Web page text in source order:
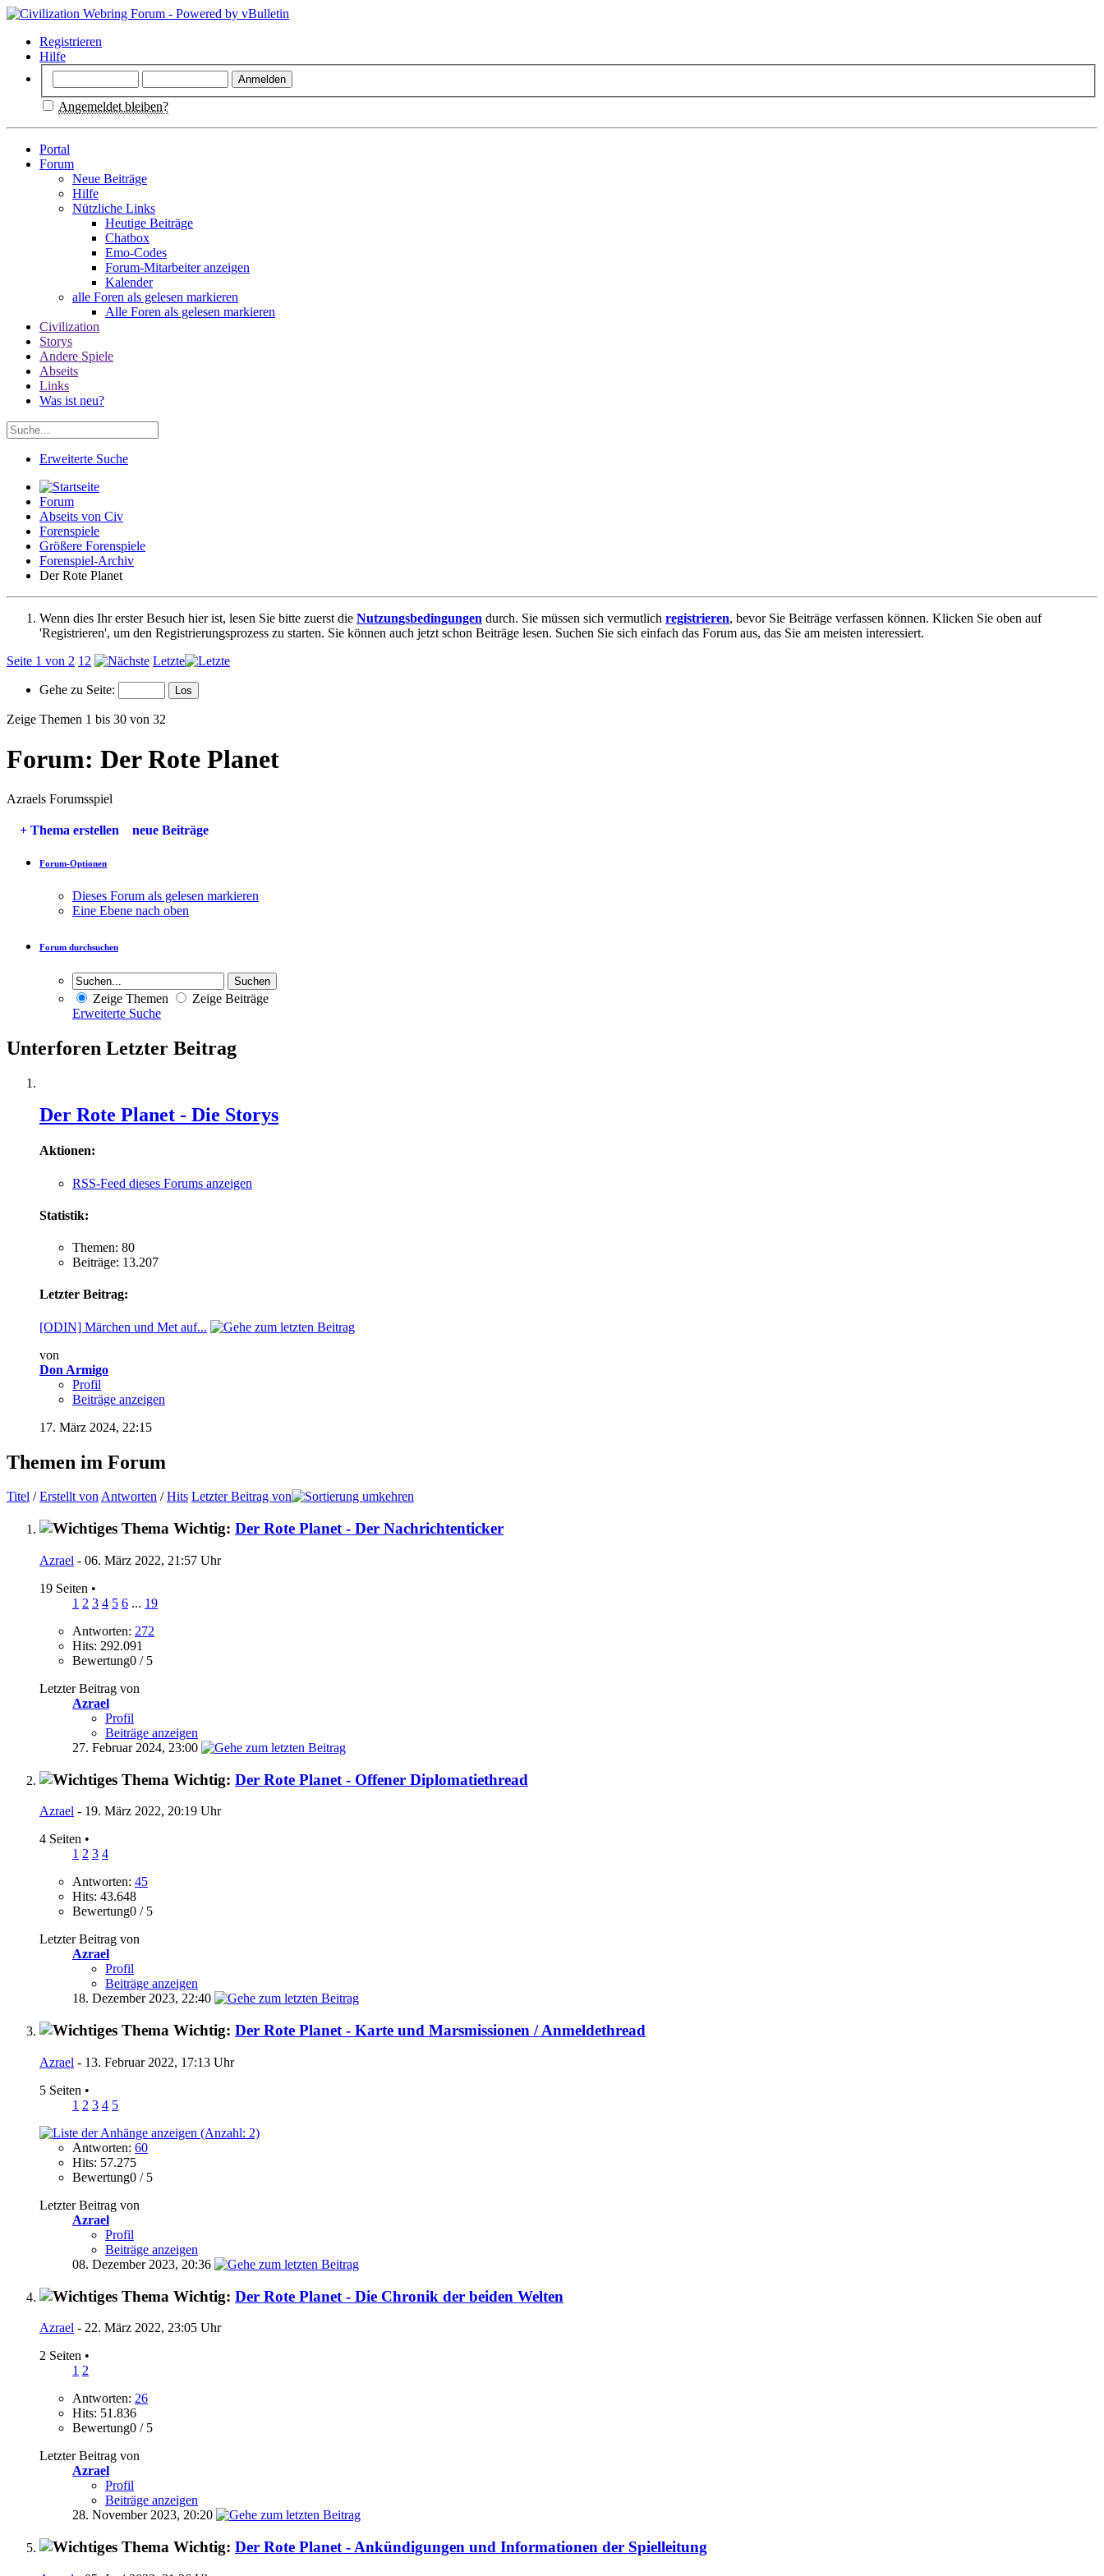
Registrieren
Hilfe
Angemeldet bleiben?
Portal
Forum
Neue Beiträge
Hilfe
Nützliche Links
Heutige Beiträge
Chatbox
Emo-Codes
Forum-Mitarbeiter anzeigen
Kalender
alle Foren als gelesen markieren
Alle Foren als gelesen markieren
Civilization
Storys
Andere Spiele
Abseits
Links
Was ist neu?
Erweiterte Suche
Forum
Abseits von Civ
Forenspiele
Größere Forenspiele
Forenspiel-Archiv
Der Rote Planet
Wenn dies Ihr erster Besuch hier ist, lesen Sie bitte zuerst die Nutzungsbedingungen durch. Sie müssen sich vermutlich registrieren, bevor Sie Beiträge verfassen können. Klicken Sie oben auf
'Registrieren', um den Registrierungsprozess zu starten. Sie können auch jetzt schon Beiträge lesen. Suchen Sie sich einfach das Forum aus, das Sie am meisten interessiert.
Seite 1 von 2 1 2 Letzte
Gehe zu Seite:
Zeige Themen 1 bis 30 von 32
Forum: Der Rote Planet
Azraels Forumsspiel
+ Thema erstellen neue Beiträge
Forum-Optionen
Dieses Forum als gelesen markieren
Eine Ebene nach oben
Forum durchsuchen
Zeige Themen
Zeige Beiträge
Erweiterte Suche
Unterforen Letzter Beitrag
Der Rote Planet - Die Storys
Aktionen:
RSS-Feed dieses Forums anzeigen
Statistik:
Themen: 80
Beiträge: 13.207
Letzter Beitrag:
[ODIN] Märchen und Met auf...
von
Don Armigo
Profil
Beiträge anzeigen
17. März 2024, 22:15
Themen im Forum
Titel /Erstellt vonAntworten /Hits Letzter Beitrag von
Wichtig: Der Rote Planet - Der Nachrichtenticker
Azrael - 06. März 2022, 21:57 Uhr
19 Seiten •
1 2 3 4 5 6 ... 19
Antworten: 272
Hits: 292.091
Bewertung0 / 5
Letzter Beitrag von
Azrael
Profil
Beiträge anzeigen
27. Februar 2024, 23:00
Wichtig: Der Rote Planet - Offener Diplomatiethread
Azrael - 19. März 2022, 20:19 Uhr
4 Seiten •
1 2 3 4
Antworten: 45
Hits: 43.648
Bewertung0 / 5
Letzter Beitrag von
Azrael
Profil
Beiträge anzeigen
18. Dezember 2023, 22:40
Wichtig: Der Rote Planet - Karte und Marsmissionen / Anmeldethread
Azrael - 13. Februar 2022, 17:13 Uhr
5 Seiten •
1 2 3 4 5
Antworten: 60
Hits: 57.275
Bewertung0 / 5
Letzter Beitrag von
Azrael
Profil
Beiträge anzeigen
08. Dezember 2023, 20:36
Wichtig: Der Rote Planet - Die Chronik der beiden Welten
Azrael - 22. März 2022, 23:05 Uhr
2 Seiten •
1 2
Antworten: 26
Hits: 51.836
Bewertung0 / 5
Letzter Beitrag von
Azrael
Profil
Beiträge anzeigen
28. November 2023, 20:20
Wichtig: Der Rote Planet - Ankündigungen und Informationen der Spielleitung